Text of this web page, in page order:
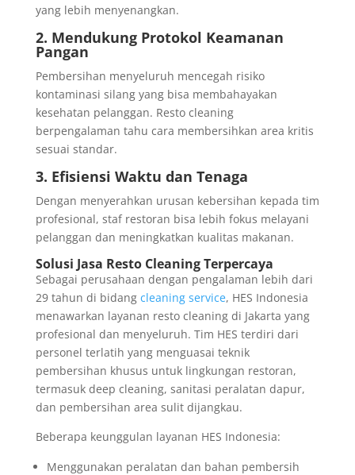
yang lebih menyenangkan.
2. Mendukung Protokol Keamanan
Pangan
Pembersihan menyeluruh mencegah risiko
kontaminasi silang yang bisa membahayakan
kesehatan pelanggan. Resto cleaning
berpengalaman tahu cara membersihkan area kritis
sesuai standar.
3. Efisiensi Waktu dan Tenaga
Dengan menyerahkan urusan kebersihan kepada tim
profesional, staf restoran bisa lebih fokus melayani
pelanggan dan meningkatkan kualitas makanan.
Solusi Jasa Resto Cleaning Terpercaya
Sebagai perusahaan dengan pengalaman lebih dari
29 tahun di bidang cleaning service, HES Indonesia
menawarkan layanan resto cleaning di Jakarta yang
profesional dan menyeluruh. Tim HES terdiri dari
personel terlatih yang menguasai teknik
pembersihan khusus untuk lingkungan restoran,
termasuk deep cleaning, sanitasi peralatan dapur,
dan pembersihan area sulit dijangkau.
Beberapa keunggulan layanan HES Indonesia:
Menggunakan peralatan dan bahan pembersih